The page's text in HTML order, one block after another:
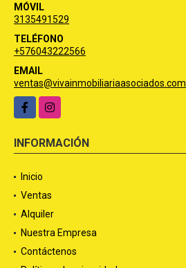
MÓVIL
3135491529
TELÉFONO
+576043222566
EMAIL
ventas@vivainmobiliariaasociados.com
FacebookInstagram
INFORMACIÓN
Inicio
Ventas
Alquiler
Nuestra Empresa
Contáctenos